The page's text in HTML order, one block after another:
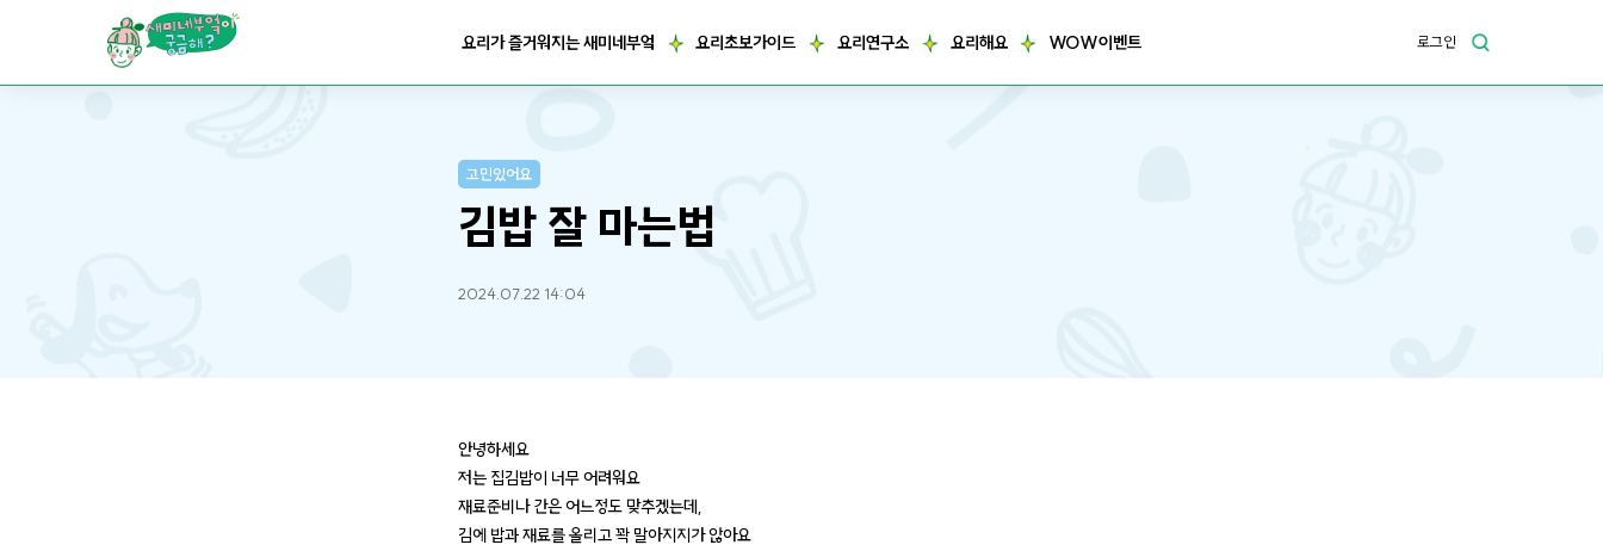
요리가 즐거워지는 새미네부엌 요리초보가이드 요리연구소 요리해요 WOW이벤트 로그인
고민있어요
김밥 잘 마는법
2024.07.22 14:04
안녕하세요
저는 집김밥이 너무 어려워요
재료준비나 간은 어느정도 맞추겠는데,
김에 밥과 재료를 올리고 꽉 말아지지가 않아요